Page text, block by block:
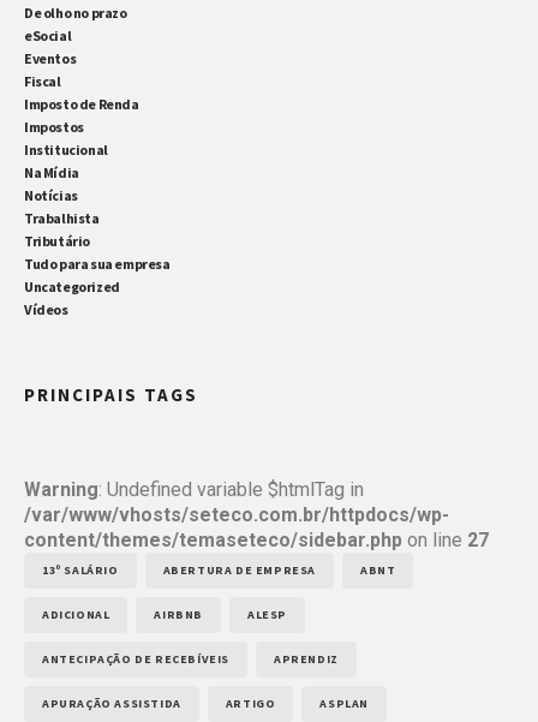
De olho no prazo
eSocial
Eventos
Fiscal
Imposto de Renda
Impostos
Institucional
Na Mídia
Notícias
Trabalhista
Tributário
Tudo para sua empresa
Uncategorized
Vídeos
PRINCIPAIS TAGS
Warning: Undefined variable $htmlTag in
/var/www/vhosts/seteco.com.br/httpdocs/wp-
content/themes/temaseteco/sidebar.php on line 27
13º SALÁRIO ABERTURA DE EMPRESA ABNT
ADICIONAL AIRBNB ALESP
ANTECIPAÇÃO DE RECEBÍVEIS APRENDIZ
APURAÇÃO ASSISTIDA ARTIGO ASPLAN